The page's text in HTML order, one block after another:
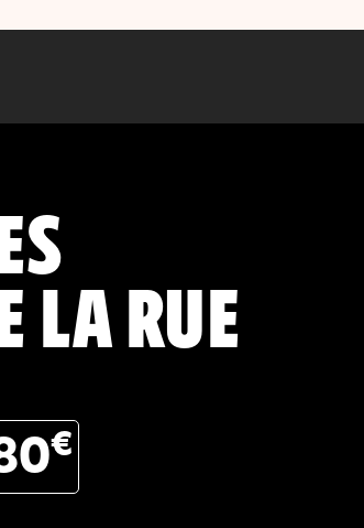
LA RUE
€